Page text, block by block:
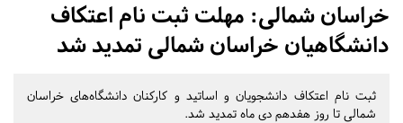
خراسان شمالی: مهلت ثبت نام اعتکاف
دانشگاهیان خراسان شمالی تمدید شد
ثبت نام اعتکاف دانشجویان و اساتید و کارکنان دانشگاه‌های خراسان
شمالی تا روز هفدهم دی ماه تمدید شد.